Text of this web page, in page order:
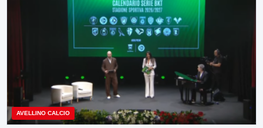
AVELLINO CALCIO